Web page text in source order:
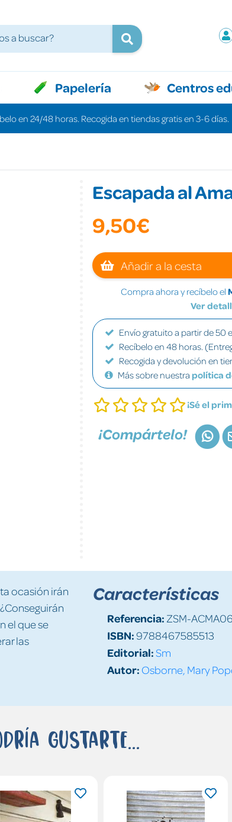
Papelería Centros
en 24/48 horas. Recogida en tiendas gratis en 3-6 días.
Escapada al
9,50€
Añadir a la cesta
Compra ahora y recíbelo el
Ver
Envío gratuito a partir de 50
Recíbelo en 48 horas.
Recogida y devolución en
Más sobre nuestra política
¡Sé el
¡Compártelo!
ocasión irán
el que se
las
Características
Referencia: ZSM-ACMA06
ISBN:9788467585513
Editorial:Sm
Autor: Osborne, Mary
gustarte...